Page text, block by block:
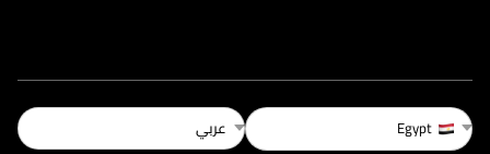
Egypt عربي